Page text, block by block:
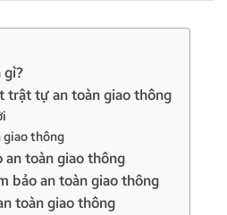
gì?
trật tự an toàn giao thông
giao thông
an toàn giao thông
bảo an toàn giao thông
toàn giao thông